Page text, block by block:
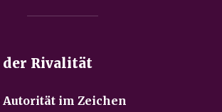
der Rivalität
im Zeichen